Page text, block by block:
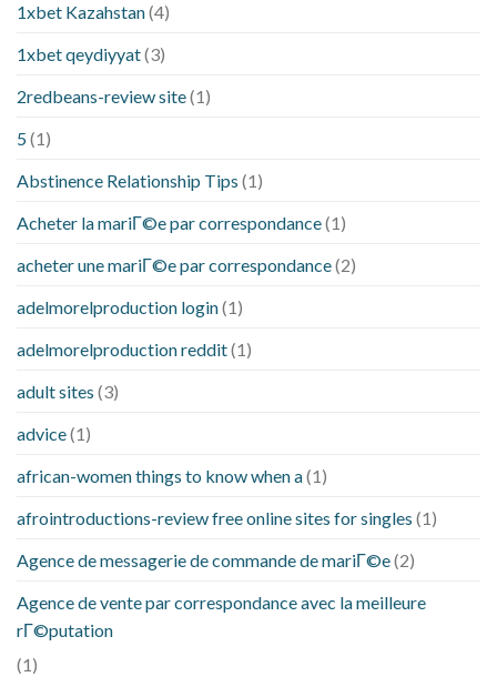
1xbet Kazahstan(4)
1xbet qeydiyyat(3)
2redbeans-review site(1)
5(1)
Abstinence Relationship Tips (1)
Acheter la mariГ©e par correspondance(1)
acheter une mariГ©e par correspondance(2)
adelmorelproduction login(1)
adelmorelproduction reddit(1)
adult sites (3)
advice(1)
african-women things to know when a(1)
afrointroductions-review free online sites for singles (1)
Agence de messagerie de commande de mariГ©e(2)
Agence de vente par correspondance avec la meilleure
rГ©putation
(1)